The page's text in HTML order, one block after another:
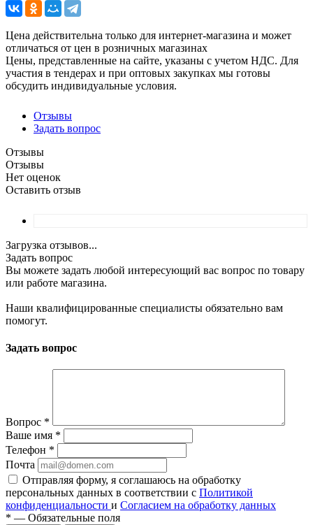
Цена действительна только для интернет-магазина и может
отличаться от цен в розничных магазинах
Цены, представленные на сайте, указаны с учетом НДС. Для
участия в тендерах и при оптовых закупках мы готовы
обсудить индивидуальные условия.
Отзывы
Задать вопрос
Отзывы
Отзывы
Нет оценок
Оставить отзыв
Загрузка отзывов...
Задать вопрос
Вы можете задать любой интересующий вас вопрос по товару
или работе магазина.
Наши квалифицированные специалисты обязательно вам
помогут.
Задать вопрос
Вопрос *
Ваше имя *
Телефон *
Почта
Отправляя форму, я соглашаюсь на обработку
персональных данных в соответствии с Политикой
конфиденциальности и Согласием на обработку данных
* — Обязательные поля